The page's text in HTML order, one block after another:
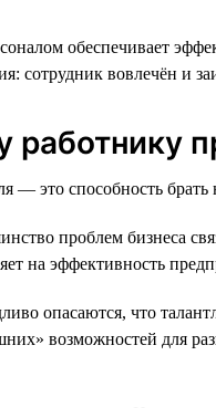
обеспечивает
сотрудник вовлечён и
работнику
— это способность брать
проблем бизнеса
на эффективность
опасаются, что
возможностей для